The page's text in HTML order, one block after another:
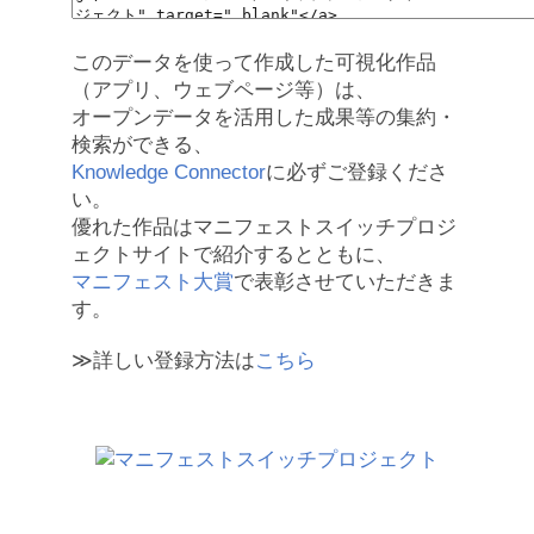
このデータを使って作成した可視化作品
（アプリ、ウェブページ等）は、
オープンデータを活用した成果等の集約・
検索ができる、
Knowledge Connectorに必ずご登録くださ
い。
優れた作品はマニフェストスイッチプロジ
ェクトサイトで紹介するとともに、
マニフェスト大賞で表彰させていただきま
す。
≫詳しい登録方法はこちら